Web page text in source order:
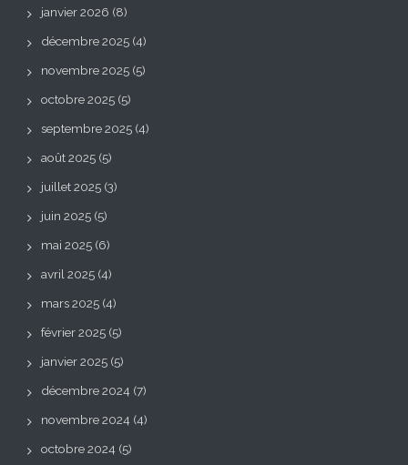
janvier 2026 (8)
décembre 2025 (4)
novembre 2025 (5)
octobre 2025 (5)
septembre 2025 (4)
août 2025 (5)
juillet 2025 (3)
juin 2025 (5)
mai 2025 (6)
avril 2025 (4)
mars 2025 (4)
février 2025 (5)
janvier 2025 (5)
décembre 2024 (7)
novembre 2024 (4)
octobre 2024 (5)